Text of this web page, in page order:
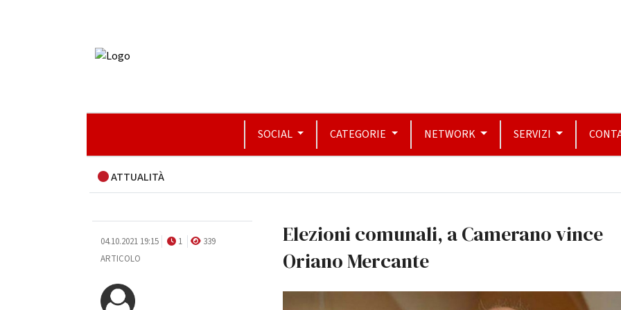
SOCIAL CATEGORIE NETWORK SERVIZI
ATTUALITÀ
04.10.2021 19:15 1
339
ARTICOLO
Elezioni comunali, a Camerano vince
Oriano Mercante